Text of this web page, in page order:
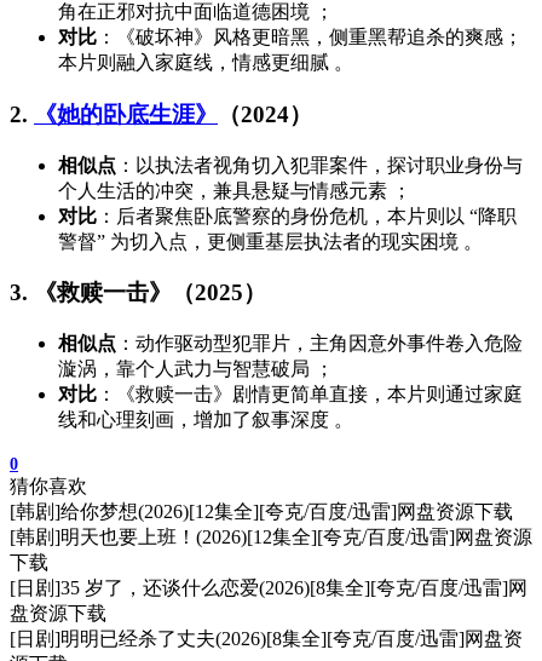
角在正邪对抗中面临道德困境 ；
对比 ：《破坏神》风格更暗黑，侧重黑帮追杀的爽感；
本片则融入家庭线，情感更细腻 。
2. 《她的卧底生涯》 （2024）
相似点 ：以执法者视角切入犯罪案件，探讨职业身份与
个人生活的冲突，兼具悬疑与情感元素 ；
对比 ：后者聚焦卧底警察的身份危机，本片则以 “降职
警督” 为切入点，更侧重基层执法者的现实困境 。
3. 《救赎一击》（2025）
相似点 ：动作驱动型犯罪片，主角因意外事件卷入危险
漩涡，靠个人武力与智慧破局 ；
对比 ：《救赎一击》剧情更简单直接，本片则通过家庭
线和心理刻画，增加了叙事深度 。
0
猜你喜欢
[韩剧]给你梦想(2026)[12集全][夸克/百度/迅雷]网盘资源下载
[韩剧]明天也要上班！(2026)[12集全][夸克/百度/迅雷]网盘资源
下载
[日剧]35 岁了，还谈什么恋爱(2026)[8集全][夸克/百度/迅雷]网
盘资源下载
[日剧]明明已经杀了丈夫(2026)[8集全][夸克/百度/迅雷]网盘资